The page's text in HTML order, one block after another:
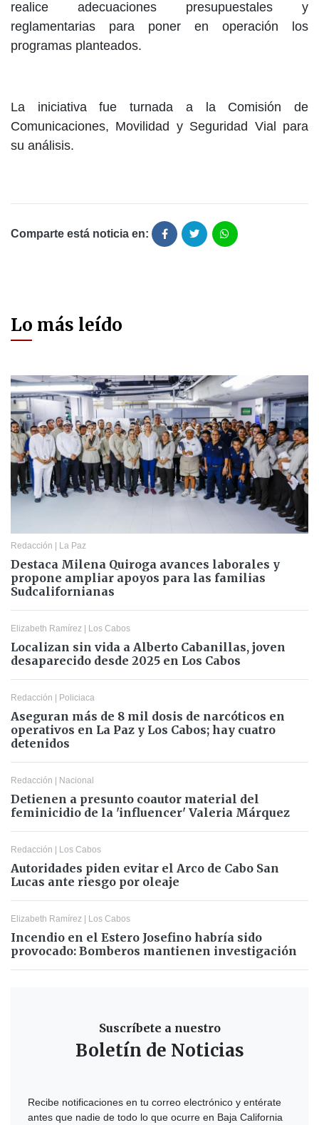
realice adecuaciones presupuestales y
reglamentarias para poner en operación los
programas planteados.
La iniciativa fue turnada a la Comisión de
Comunicaciones, Movilidad y Seguridad Vial para
su análisis.
Comparte está noticia en:
Lo más leído
Redacción | La Paz
Destaca Milena Quiroga avances laborales y
propone ampliar apoyos para las familias
Sudcalifornianas
Elizabeth Ramírez | Los Cabos
Localizan sin vida a Alberto Cabanillas, joven
desaparecido desde 2025 en Los Cabos
Redacción | Policiaca
Aseguran más de 8 mil dosis de narcóticos en
operativos en La Paz y Los Cabos; hay cuatro
detenidos
Redacción | Nacional
Detienen a presunto coautor material del
feminicidio de la 'influencer' Valeria Márquez
Redacción | Los Cabos
Autoridades piden evitar el Arco de Cabo San
Lucas ante riesgo por oleaje
Elizabeth Ramírez | Los Cabos
Incendio en el Estero Josefino habría sido
provocado: Bomberos mantienen investigación
Suscríbete a nuestro
Boletín de Noticias
Recibe notificaciones en tu correo electrónico y entérate
antes que nadie de todo lo que ocurre en Baja California